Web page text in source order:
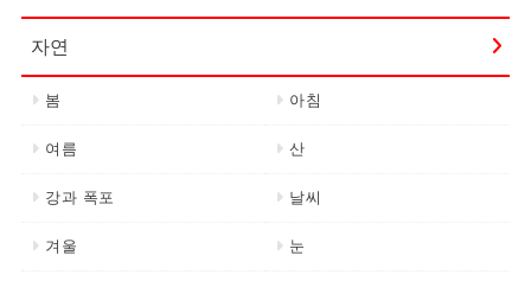
자연
봄 아침
여름 산
강과 폭포 날씨
겨울 눈